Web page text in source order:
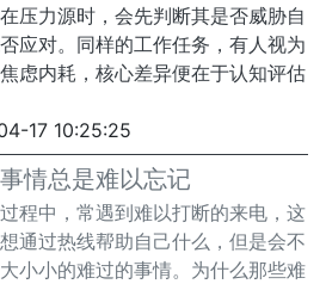
压力源时，会先判断其是否威胁自
应对。同样的工作任务，有人视为
虑内耗，核心差异便在于认知评估
17 10:25:25
情总是难以忘记
程中，常遇到难以打断的来电，这
通过热线帮助自己什么，但是会不
小小的难过的事情。为什么那些难